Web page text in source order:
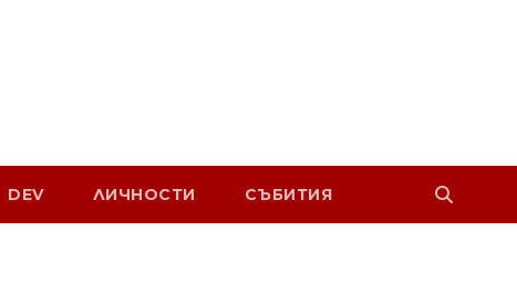
DEV ЛИЧНОСТИ СЪБИТИЯ